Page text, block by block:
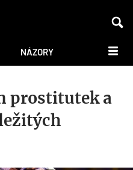
NÁZORY DALŠÍ
prostitutek a